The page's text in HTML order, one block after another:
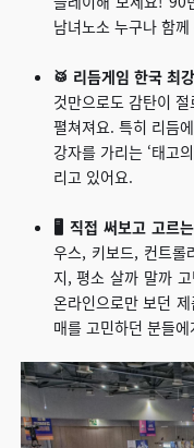
남녀노소 누구나 함
🥁 리듬게임 한국 최
것만으로도 감탄이
펼쳐져요. 특히 리듬
강자를 가리는 ‘태고
리고 있어요.
🖥️ 직접 써보고 고르
우스, 키보드, 컨트롤
지, 평소 살까 말까
온라인으로만 보던
매를 고민하던 분들